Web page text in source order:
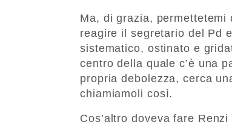
Ma, di grazia,
reagire il segretario del Pd
sistematico, ostinato e
centro della quale c’è una
propria debolezza, cerca
chiamiamoli così.
Cos’altro doveva fare